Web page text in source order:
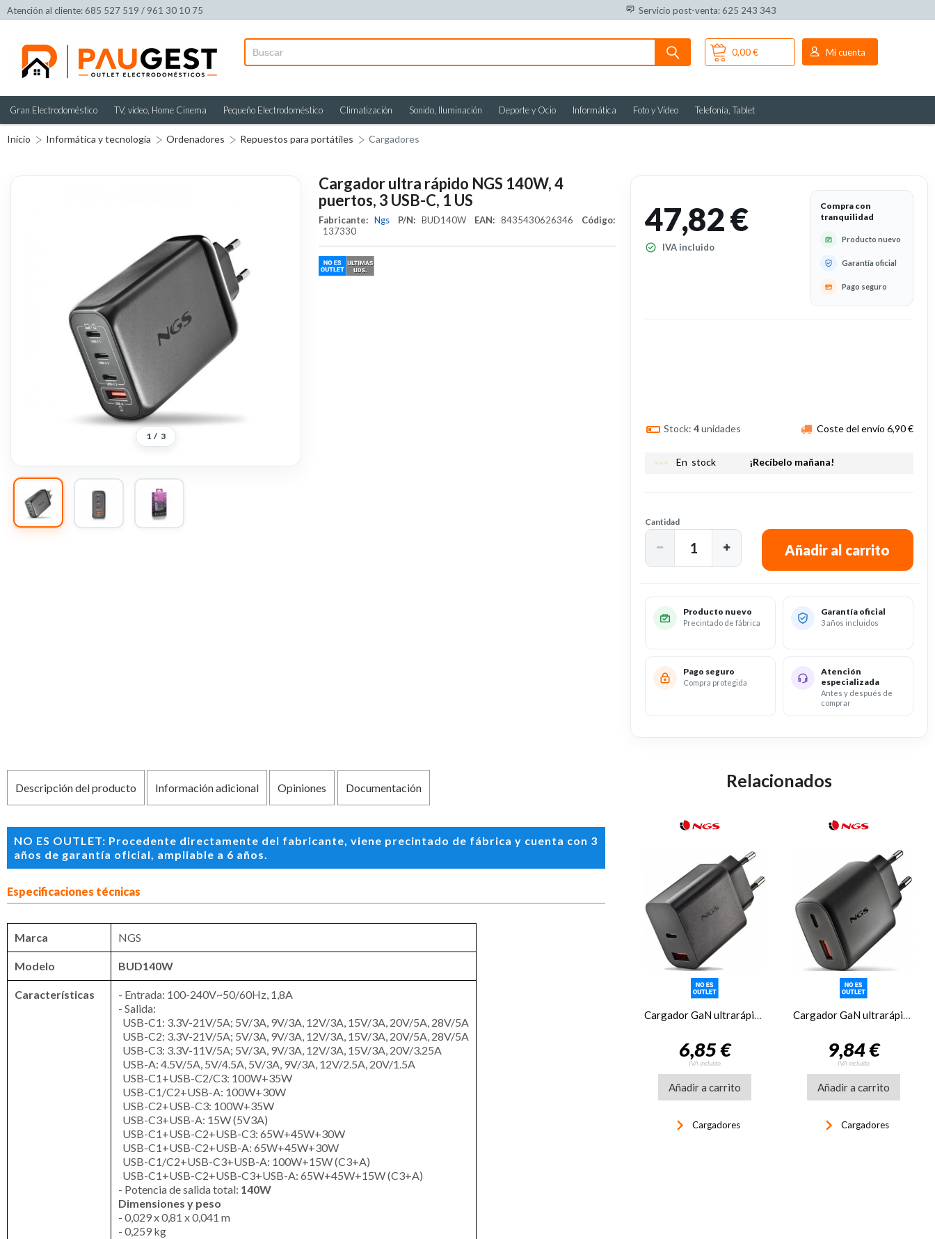
Atención al cliente: 685 527 519 / 961 30 10 75 Servicio post-venta: 625 243 343
0,00 € Mi cuenta
Gran Electrodoméstico TV, vídeo, Home Cinema Pequeño Electrodoméstico Climatización Sonido, Iluminación Deporte y Ocio Informática Foto y Vídeo Telefonía, Tablet
Inicio Informática y tecnología Ordenadores Repuestos para portátiles Cargadores
1 / 3
Cargador ultra rápido NGS 140W, 4
puertos, 3 USB-C, 1 US
Fabricante: Ngs P/N: BUD140W EAN: 8435430626346 Código:
137330
47,82 €
IVA incluido
Compra con
tranquilidad
Producto nuevo
Garantía oficial
Pago seguro
Stock: 4unidades Coste del envío 6,90 €
more_horiz En stock ¡Recíbelo mañana!
Cantidad
Producto nuevo
Precintado de fábrica
Garantía oficial
3 años incluidos
Pago seguro
Compra protegida
Atención
especializada
Antes y después de
comprar
Descripción del producto Información adicional Opiniones Documentación
NO ES OUTLET: Procedente directamente del fabricante, viene precintado de fábrica y cuenta con 3
años de garantía oficial, ampliable a 6 años.
Especificaciones técnicas
Marca NGS
Modelo BUD140W
Características
- Entrada: 100-240V~50/60Hz, 1,8A
- Salida:
USB-C1: 3.3V-21V/5A; 5V/3A, 9V/3A, 12V/3A, 15V/3A, 20V/5A, 28V/5A
USB-C2: 3.3V-21V/5A; 5V/3A, 9V/3A, 12V/3A, 15V/3A, 20V/5A, 28V/5A
USB-C3: 3.3V-11V/5A; 5V/3A, 9V/3A, 12V/3A, 15V/3A, 20V/3.25A
USB-A: 4.5V/5A, 5V/4.5A, 5V/3A, 9V/3A, 12V/2.5A, 20V/1.5A
USB-C1+USB-C2/C3: 100W+35W
USB-C1/C2+USB-A: 100W+30W
USB-C2+USB-C3: 100W+35W
USB-C3+USB-A: 15W (5V3A)
USB-C1+USB-C2+USB-C3: 65W+45W+30W
USB-C1+USB-C2+USB-A: 65W+45W+30W
USB-C1/C2+USB-C3+USB-A: 100W+15W (C3+A)
USB-C1+USB-C2+USB-C3+USB-A: 65W+45W+15W (C3+A)
- Potencia de salida total: 140W
Dimensiones y peso
- 0,029 x 0,81 x 0,041 m
- 0,259 kg
Relacionados
Cargador GaN ultrarápido NGS 30W USB-C + USB-A
6,85 €
IVA incluido
Añadir a carrito
keyboard_arrow_right Cargadores
Cargador GaN ultrarápido NGS 45W USB-C + USB-A
9,84 €
IVA incluido
Añadir a carrito
keyboard_arrow_right Cargadores